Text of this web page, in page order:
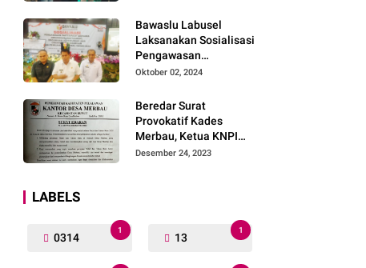
Bawaslu Labusel
Laksanakan Sosialisasi
Pengawasan
Partisipatif kepada
Pemuda Dan Agama
Pada pilkada Serentak
2024
Oktober 02, 2024
Beredar Surat
Provokatif Kades
Merbau, Ketua KNPI
Riau: "Periksa, Tangkap
Desember 24, 2023
LABELS
0314
1
13
1